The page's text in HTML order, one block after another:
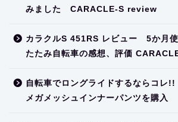
みました CARACLE-S review
カラクルS 451RS レビュー 5か月使
たたみ自転車の感想、評価
自転車でロングライドするならコレ
メガメッシュインナーパンツを購入